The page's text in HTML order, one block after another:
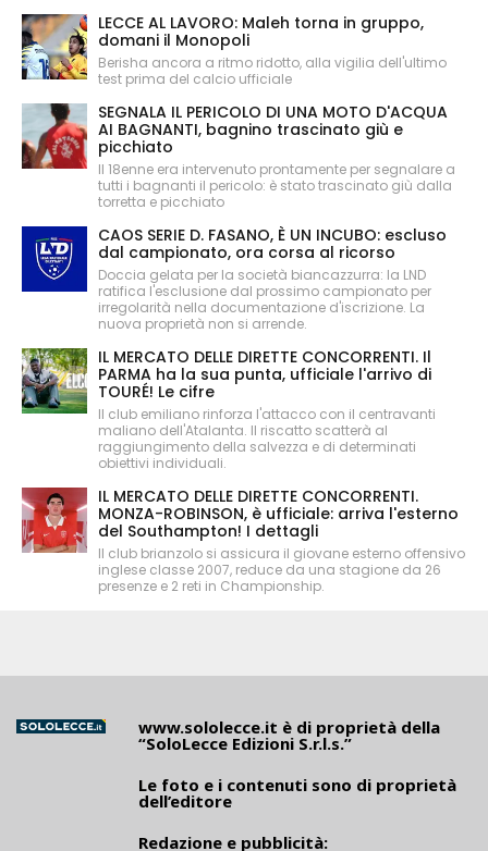
LECCE AL LAVORO: Maleh torna in gruppo,
domani il Monopoli
Berisha ancora a ritmo ridotto, alla vigilia dell'ultimo
test prima del calcio ufficiale
SEGNALA IL PERICOLO DI UNA MOTO D'ACQUA
AI BAGNANTI, bagnino trascinato giù e
picchiato
Il 18enne era intervenuto prontamente per segnalare a
tutti i bagnanti il pericolo: è stato trascinato giù dalla
torretta e picchiato
CAOS SERIE D. FASANO, È UN INCUBO: escluso
dal campionato, ora corsa al ricorso
Doccia gelata per la società biancazzurra: la LND
ratifica l'esclusione dal prossimo campionato per
irregolarità nella documentazione d'iscrizione. La
nuova proprietà non si arrende.
IL MERCATO DELLE DIRETTE CONCORRENTI. Il
PARMA ha la sua punta, ufficiale l'arrivo di
TOURÉ! Le cifre
Il club emiliano rinforza l'attacco con il centravanti
maliano dell'Atalanta. Il riscatto scatterà al
raggiungimento della salvezza e di determinati
obiettivi individuali.
IL MERCATO DELLE DIRETTE CONCORRENTI.
MONZA-ROBINSON, è ufficiale: arriva l'esterno
del Southampton! I dettagli
Il club brianzolo si assicura il giovane esterno offensivo
inglese classe 2007, reduce da una stagione da 26
presenze e 2 reti in Championship.
www.sololecce.it è di proprietà della
“SoloLecce Edizioni S.r.l.s.”
Le foto e i contenuti sono di proprietà
dell’editore
Redazione e pubblicità: